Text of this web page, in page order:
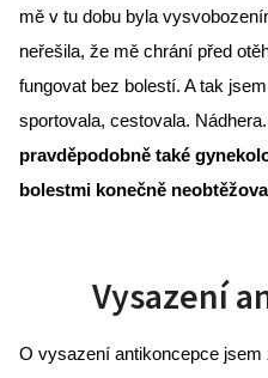
mě v tu dobu byla
neřešila, že mě chrání před
fungovat bez bolestí. A tak
sportovala, cestovala. Nádhera.
pravděpodobně také
bolestmi konečně
Vysazení
O vysazení antikoncepce jsem